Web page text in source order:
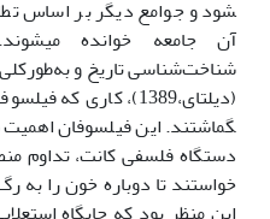
شود و جوامع دیگر بر اساس
آن جامعه خوانده
شناخت‌شناسی تاریخ و
(دیلتای،1389)، کاری
گماشتند. این فیلسوفان
دستگاه فلسفی کانت، تداوم
خواستند تا دوباره خون را به